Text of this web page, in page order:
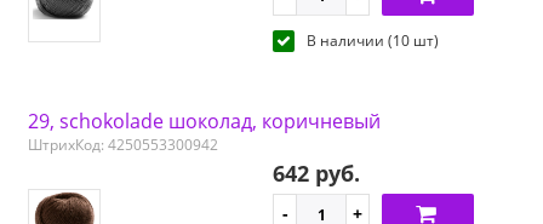
В наличии (10 шт)
29, schokolade шоколад, коричневый
ШтрихКод: 4250553300942
642 руб.